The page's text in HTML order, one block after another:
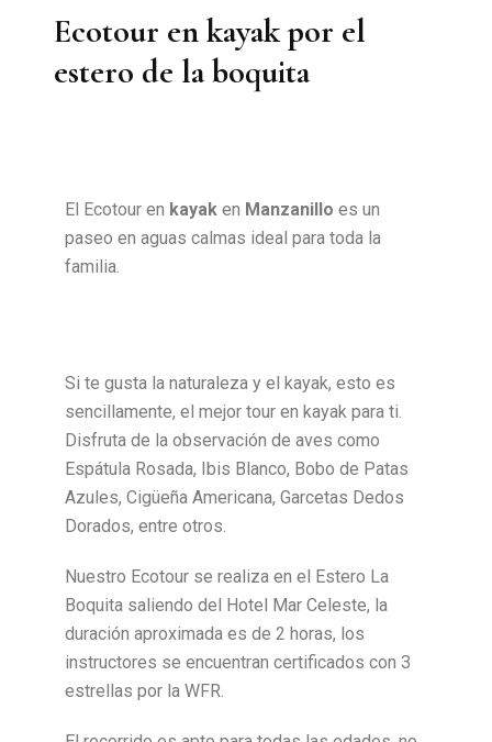
Ecotour en kayak por el
estero de la boquita
El Ecotour en kayak en Manzanillo es un
paseo en aguas calmas ideal para toda la
familia.
Si te gusta la naturaleza y el kayak, esto es
sencillamente, el mejor tour en kayak para ti.
Disfruta de la observación de aves como
Espátula Rosada, Ibis Blanco, Bobo de Patas
Azules, Cigüeña Americana, Garcetas Dedos
Dorados, entre otros.
Nuestro Ecotour se realiza en el Estero La
Boquita saliendo del Hotel Mar Celeste, la
duración aproximada es de 2 horas, los
instructores se encuentran certificados con 3
estrellas por la WFR.